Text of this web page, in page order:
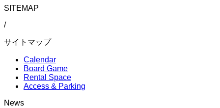
SITEMAP
/
サイトマップ
Calendar
Board Game
Rental Space
Access & Parking
News